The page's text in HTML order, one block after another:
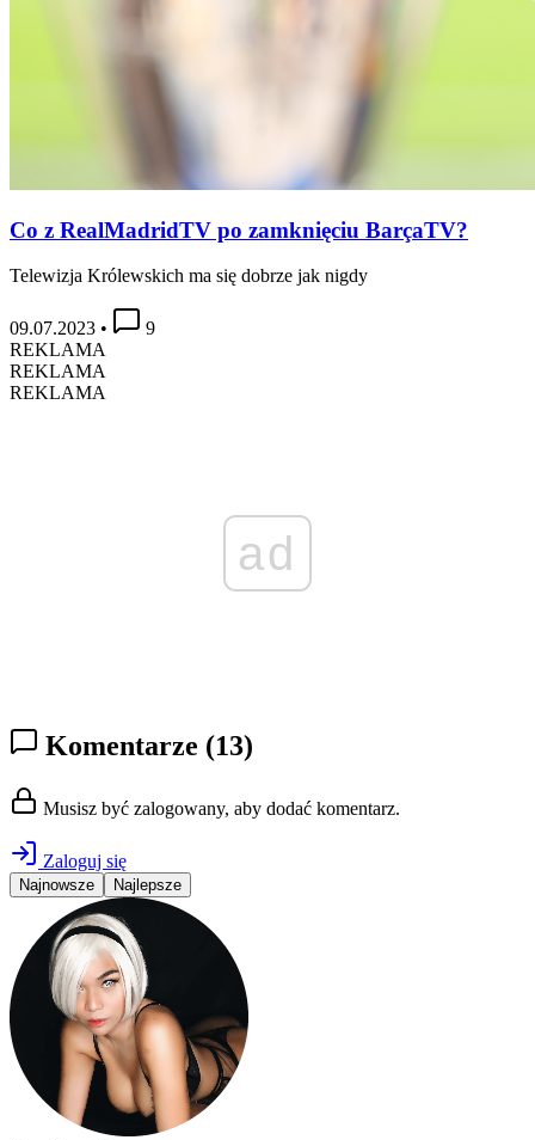
Co z RealMadridTV po zamknięciu BarçaTV?
Telewizja Królewskich ma się dobrze jak nigdy
09.07.2023 •
9
REKLAMA
REKLAMA
REKLAMA
ad
Komentarze (13)
Musisz być zalogowany, aby dodać komentarz.
Zaloguj się
Najnowsze Najlepsze